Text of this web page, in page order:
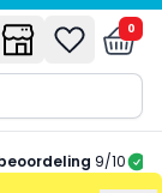
0
9/10